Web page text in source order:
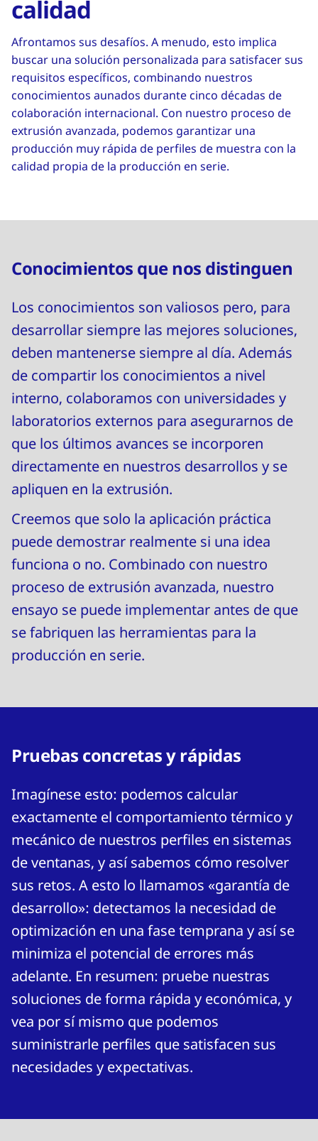
calidad
Afrontamos sus desafíos. A menudo, esto implica
buscar una solución personalizada para satisfacer sus
requisitos específicos, combinando nuestros
conocimientos aunados durante cinco décadas de
colaboración internacional. Con nuestro proceso de
extrusión avanzada, podemos garantizar una
producción muy rápida de perfiles de muestra con la
calidad propia de la producción en serie.
Conocimientos que nos distinguen
Los conocimientos son valiosos pero, para
desarrollar siempre las mejores soluciones,
deben mantenerse siempre al día. Además
de compartir los conocimientos a nivel
interno, colaboramos con universidades y
laboratorios externos para asegurarnos de
que los últimos avances se incorporen
directamente en nuestros desarrollos y se
apliquen en la extrusión.
Creemos que solo la aplicación práctica
puede demostrar realmente si una idea
funciona o no. Combinado con nuestro
proceso de extrusión avanzada, nuestro
ensayo se puede implementar antes de que
se fabriquen las herramientas para la
producción en serie.
Pruebas concretas y rápidas
Imagínese esto: podemos calcular
exactamente el comportamiento térmico y
mecánico de nuestros perfiles en sistemas
de ventanas, y así sabemos cómo resolver
sus retos. A esto lo llamamos «garantía de
desarrollo»: detectamos la necesidad de
optimización en una fase temprana y así se
minimiza el potencial de errores más
adelante. En resumen: pruebe nuestras
soluciones de forma rápida y económica, y
vea por sí mismo que podemos
suministrarle perfiles que satisfacen sus
necesidades y expectativas.